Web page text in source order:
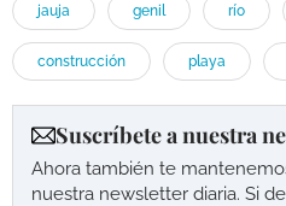
jauja genil río
construcción playa
Suscríbete a nuestra
Ahora también te
nuestra newsletter diaria. Si